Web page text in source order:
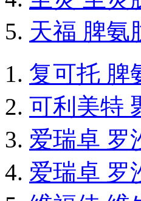
天福 脾氨
复可托 脾
可利美特
爱瑞卓 罗
爱瑞卓 罗